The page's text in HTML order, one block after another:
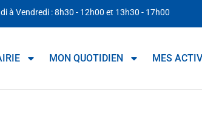
à Vendredi : 8h30 - 12h00 et 13h30 - 17h00
MON QUOTIDIEN MES